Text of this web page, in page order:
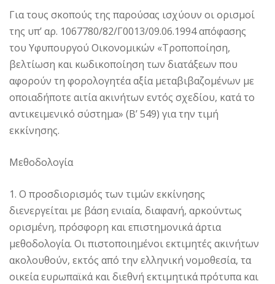
Για τους σκοπούς της παρούσας ισχύουν οι ορισμοί
της υπ’ αρ. 1067780/82/Γ0013/09.06.1994 απόφασης
του Υφυπουργού Οικονομικών «Τροποποίηση,
βελτίωση και κωδικοποίηση των διατάξεων που
αφορούν τη φορολογητέα αξία μεταβιβαζομένων με
οποιαδήποτε αιτία ακινήτων εντός σχεδίου, κατά το
αντικειμενικό σύστημα» (Β’ 549) για την τιμή
εκκίνησης.
Μεθοδολογία
1. Ο προσδιορισμός των τιμών εκκίνησης
διενεργείται με βάση ενιαία, διαφανή, αρκούντως
ορισμένη, πρόσφορη και επιστημονικά άρτια
μεθοδολογία. Οι πιστοποιημένοι εκτιμητές ακινήτων
ακολουθούν, εκτός από την ελληνική νομοθεσία, τα
οικεία ευρωπαϊκά και διεθνή εκτιμητικά πρότυπα και